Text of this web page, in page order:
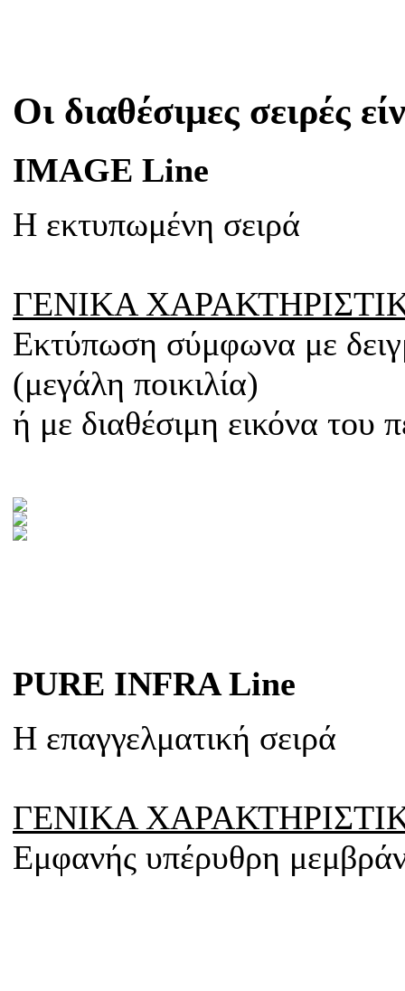
Οι διαθέσιμες σειρές
IMAGE Line
H εκτυπωμένη σειρά
ΓΕΝΙΚΑ
Εκτύπωση σύμφωνα με
(μεγάλη ποικιλία)
ή με διαθέσιμη εικόνα
PURE INFRA Line
H επαγγελματική σειρά
ΓΕΝΙΚΑ
Εμφανής υπέρυθρη